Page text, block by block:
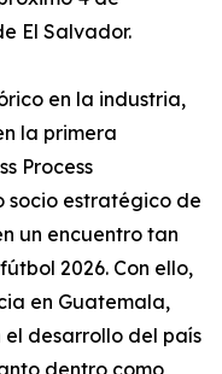
El Salvador.
en la industria,
la primera
Process
socio estratégico de
un encuentro tan
2026. Con ello,
en Guatemala,
el desarrollo del país